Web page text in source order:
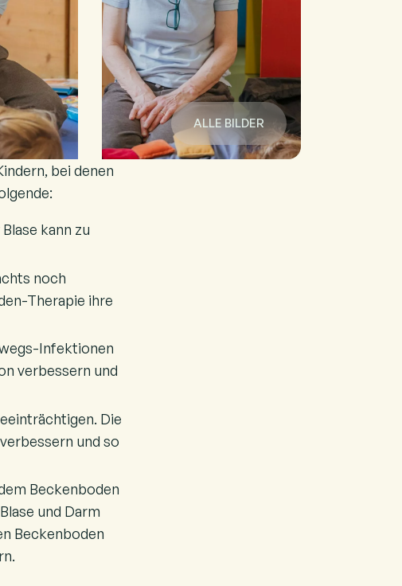
ALLE BILDER
bei denen
kann zu
noch
Therapie ihre
Infektionen
verbessern und
Die
und so
Beckenboden
und Darm
Beckenboden